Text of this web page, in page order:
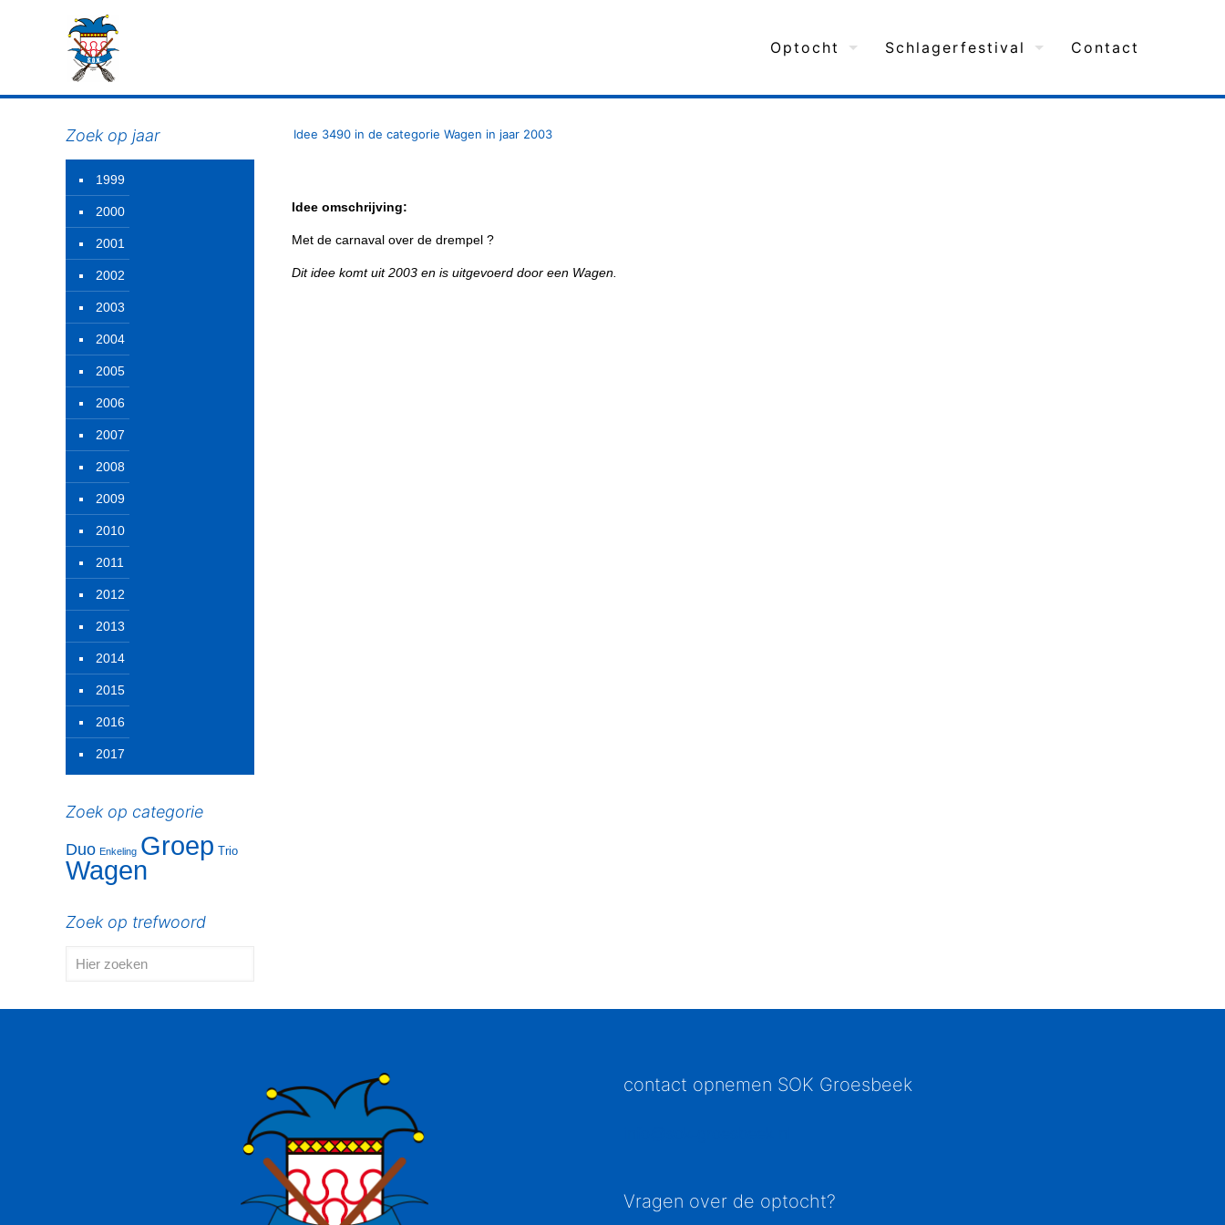
Optocht Schlagerfestival Contact
Idee 3490 in de categorie Wagen in jaar 2003
Idee omschrijving:
Met de carnaval over de drempel ?
Dit idee komt uit 2003 en is uitgevoerd door een Wagen.
Zoek op jaar
1999
2000
2001
2002
2003
2004
2005
2006
2007
2008
2009
2010
2011
2012
2013
2014
2015
2016
2017
Zoek op categorie
Duo Enkeling Groep Trio
Wagen
Zoek op trefwoord
contact opnemen SOK Groesbeek
Vragen over de optocht?